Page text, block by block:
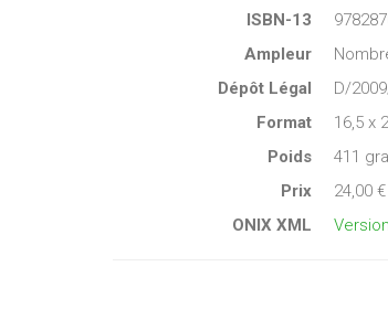
ISBN-13
Ampleur
Dépôt Légal
D/
Format
16,5 x
Poids
411
Prix
24,00 €
ONIX XML